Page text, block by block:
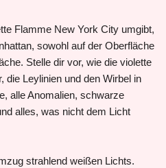
Flamme New York City umgibt,
sowohl auf der Oberfläche
Stelle dir vor, wie die violette
die Leylinien und den Wirbel in
alle Anomalien, schwarze
alles, was nicht dem Licht
strahlend weißen Lichts.